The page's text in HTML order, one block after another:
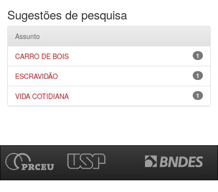
Sugestões de pesquisa
Assunto
1
CARRO DE BOIS
1
ESCRAVIDÃO
1
VIDA COTIDIANA